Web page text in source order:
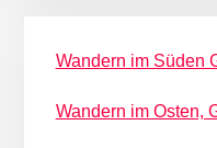
Wandern im Süden
Wandern im Osten,